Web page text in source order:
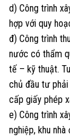
d) Công trình
hợp với quy
đ) Công trình
nước có thẩm
tế – kỹ thuật.
chủ đầu tư
cấp giấy phép
e) Công trình
nghiệp, khu